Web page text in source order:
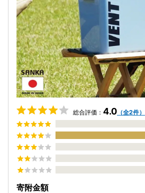
総合評価： 4.0 （全2件）
寄附金額